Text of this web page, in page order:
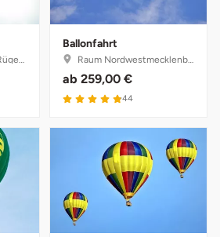
Ballonfahrt
Raum Nordwestmecklenburg, Mecklenburg-Vorpommern
ab 259,00 €
44